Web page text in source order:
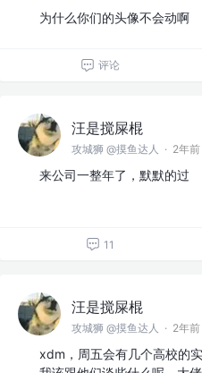
为什么你们的头像不会动啊
评论
汪是搅屎棍
攻城狮 @摸鱼达人 · 2年前
来公司一整年了，默默的过
11
汪是搅屎棍
攻城狮 @摸鱼达人 · 2年前
xdm，周五会有几个高校的